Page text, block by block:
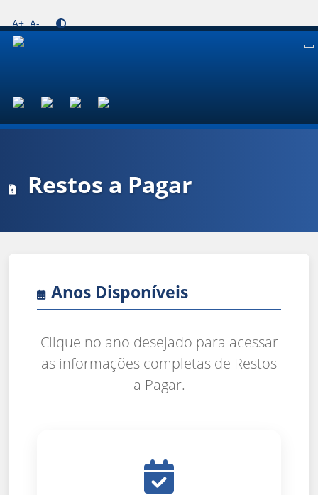
A+ A-
Restos a Pagar
Anos Disponíveis
Clique no ano desejado para acessar
as informações completas de Restos
a Pagar.